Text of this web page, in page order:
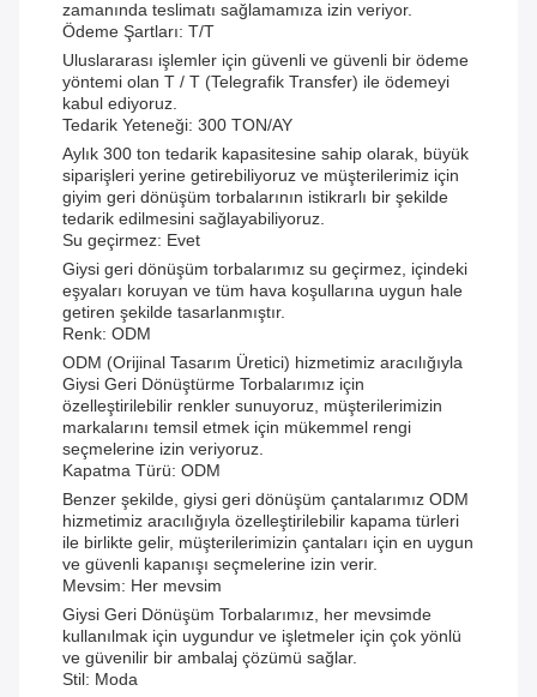
zamanında teslimatı sağlamamıza izin veriyor.
Ödeme Şartları: T/T
Uluslararası işlemler için güvenli ve güvenli bir ödeme
yöntemi olan T / T (Telegrafik Transfer) ile ödemeyi
kabul ediyoruz.
Tedarik Yeteneği: 300 TON/AY
Aylık 300 ton tedarik kapasitesine sahip olarak, büyük
siparişleri yerine getirebiliyoruz ve müşterilerimiz için
giyim geri dönüşüm torbalarının istikrarlı bir şekilde
tedarik edilmesini sağlayabiliyoruz.
Su geçirmez: Evet
Giysi geri dönüşüm torbalarımız su geçirmez, içindeki
eşyaları koruyan ve tüm hava koşullarına uygun hale
getiren şekilde tasarlanmıştır.
Renk: ODM
ODM (Orijinal Tasarım Üretici) hizmetimiz aracılığıyla
Giysi Geri Dönüştürme Torbalarımız için
özelleştirilebilir renkler sunuyoruz, müşterilerimizin
markalarını temsil etmek için mükemmel rengi
seçmelerine izin veriyoruz.
Kapatma Türü: ODM
Benzer şekilde, giysi geri dönüşüm çantalarımız ODM
hizmetimiz aracılığıyla özelleştirilebilir kapama türleri
ile birlikte gelir, müşterilerimizin çantaları için en uygun
ve güvenli kapanışı seçmelerine izin verir.
Mevsim: Her mevsim
Giysi Geri Dönüşüm Torbalarımız, her mevsimde
kullanılmak için uygundur ve işletmeler için çok yönlü
ve güvenilir bir ambalaj çözümü sağlar.
Stil: Moda